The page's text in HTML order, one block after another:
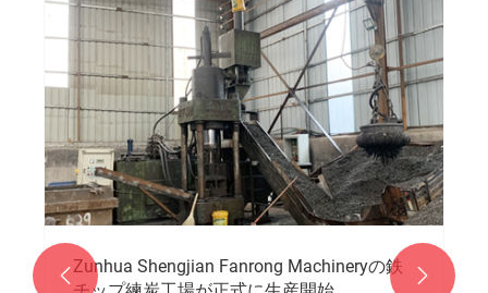
Zunhua Shengjian Fanrong Machineryの鉄
 